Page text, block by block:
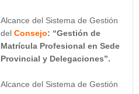
Alcance del Sistema de Gestión
del Consejo: “Gestión de
Matrícula Profesional en Sede
Provincial y Delegaciones”.
Alcance del Sistema de Gestión